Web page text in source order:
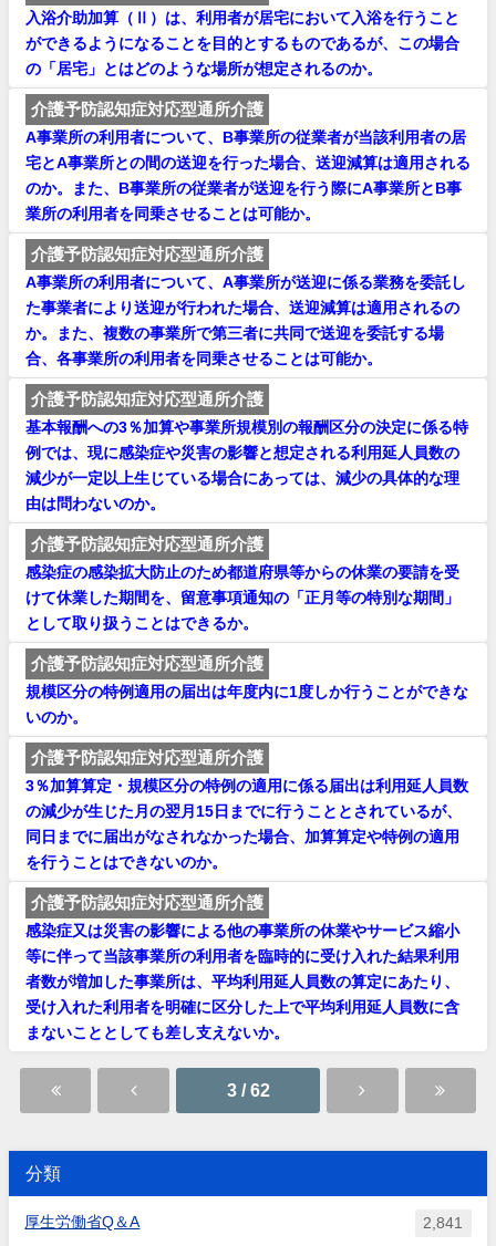
入浴介助加算（Ⅱ）は、利用者が居宅において入浴を行うこと
ができるようになることを目的とするものであるが、この場合
の「居宅」とはどのような場所が想定されるのか。
介護予防認知症対応型通所介護
A事業所の利用者について、B事業所の従業者が当該利用者の居
宅とA事業所との間の送迎を行った場合、送迎減算は適用される
のか。また、B事業所の従業者が送迎を行う際にA事業所とB事
業所の利用者を同乗させることは可能か。
介護予防認知症対応型通所介護
A事業所の利用者について、A事業所が送迎に係る業務を委託し
た事業者により送迎が行われた場合、送迎減算は適用されるの
か。また、複数の事業所で第三者に共同で送迎を委託する場
合、各事業所の利用者を同乗させることは可能か。
介護予防認知症対応型通所介護
基本報酬への3％加算や事業所規模別の報酬区分の決定に係る特
例では、現に感染症や災害の影響と想定される利用延人員数の
減少が一定以上生じている場合にあっては、減少の具体的な理
由は問わないのか。
介護予防認知症対応型通所介護
感染症の感染拡大防止のため都道府県等からの休業の要請を受
けて休業した期間を、留意事項通知の「正月等の特別な期間」
として取り扱うことはできるか。
介護予防認知症対応型通所介護
規模区分の特例適用の届出は年度内に1度しか行うことができな
いのか。
介護予防認知症対応型通所介護
3％加算算定・規模区分の特例の適用に係る届出は利用延人員数
の減少が生じた月の翌月15日までに行うこととされているが、
同日までに届出がなされなかった場合、加算算定や特例の適用
を行うことはできないのか。
介護予防認知症対応型通所介護
感染症又は災害の影響による他の事業所の休業やサービス縮小
等に伴って当該事業所の利用者を臨時的に受け入れた結果利用
者数が増加した事業所は、平均利用延人員数の算定にあたり、
受け入れた利用者を明確に区分した上で平均利用延人員数に含
まないこととしても差し支えないか。
3 / 62
分類
厚生労働省Q＆A 2,841